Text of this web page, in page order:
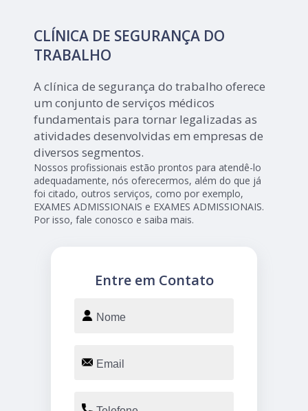
CLÍNICA DE SEGURANÇA DO
TRABALHO
A clínica de segurança do trabalho oferece
um conjunto de serviços médicos
fundamentais para tornar legalizadas as
atividades desenvolvidas em empresas de
diversos segmentos.
Nossos profissionais estão prontos para atendê-lo
adequadamente, nós oferecermos, além do que já
foi citado, outros serviços, como por exemplo,
EXAMES ADMISSIONAIS e EXAMES ADMISSIONAIS.
Por isso, fale conosco e saiba mais.
Entre em Contato